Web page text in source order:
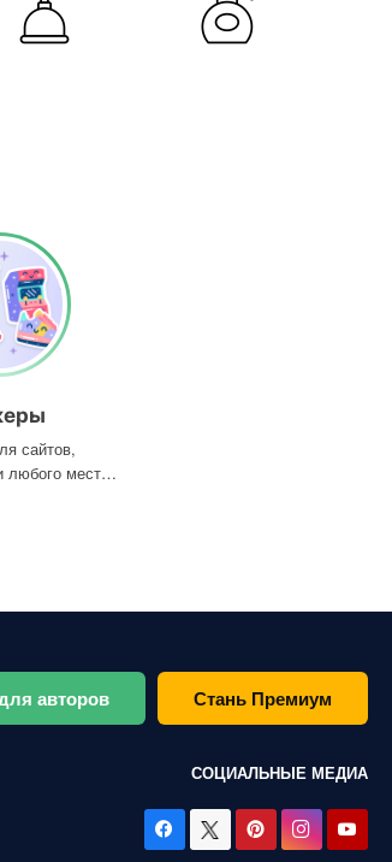
сайтов,
любого места,
авторов Стань Премиум
СОЦИАЛЬНЫЕ МЕДИА